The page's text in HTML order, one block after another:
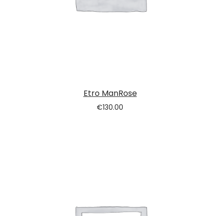
Etro ManRose
€130.00